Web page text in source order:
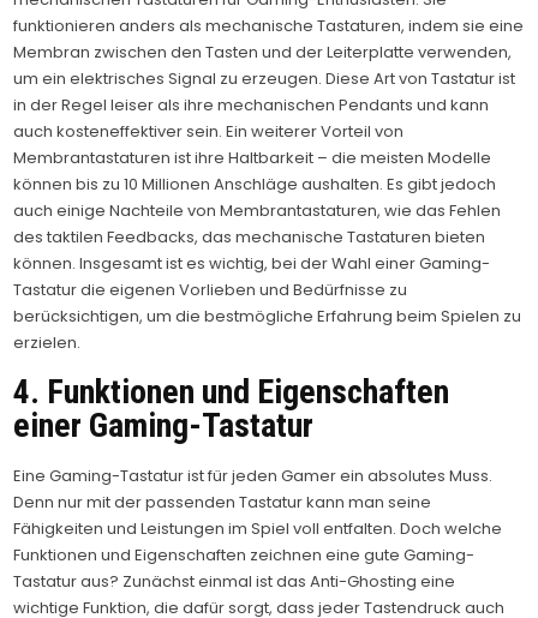
funktionieren anders als mechanische Tastaturen, indem sie eine
Membran zwischen den Tasten und der Leiterplatte verwenden,
um ein elektrisches Signal zu erzeugen. Diese Art von Tastatur ist
in der Regel leiser als ihre mechanischen Pendants und kann
auch kosteneffektiver sein. Ein weiterer Vorteil von
Membrantastaturen ist ihre Haltbarkeit – die meisten Modelle
können bis zu 10 Millionen Anschläge aushalten. Es gibt jedoch
auch einige Nachteile von Membrantastaturen, wie das Fehlen
des taktilen Feedbacks, das mechanische Tastaturen bieten
können. Insgesamt ist es wichtig, bei der Wahl einer Gaming-
Tastatur die eigenen Vorlieben und Bedürfnisse zu
berücksichtigen, um die bestmögliche Erfahrung beim Spielen zu
erzielen.
4. Funktionen und Eigenschaften
einer Gaming-Tastatur
Eine Gaming-Tastatur ist für jeden Gamer ein absolutes Muss.
Denn nur mit der passenden Tastatur kann man seine
Fähigkeiten und Leistungen im Spiel voll entfalten. Doch welche
Funktionen und Eigenschaften zeichnen eine gute Gaming-
Tastatur aus? Zunächst einmal ist das Anti-Ghosting eine
wichtige Funktion, die dafür sorgt, dass jeder Tastendruck auch